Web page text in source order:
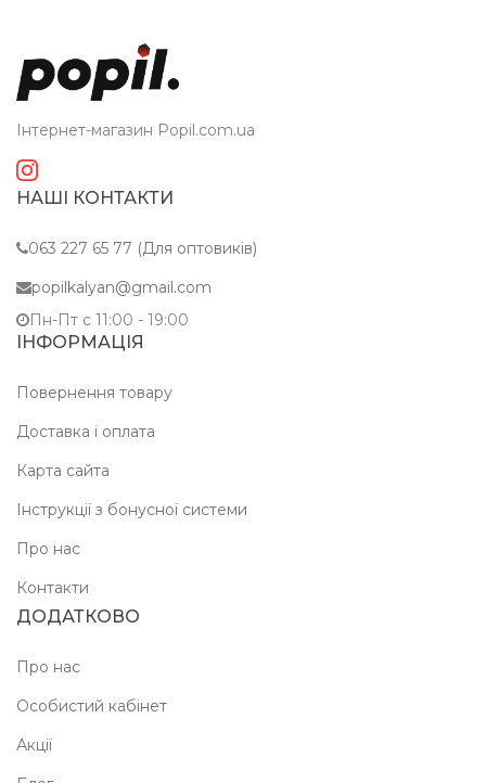
Інтернет-магазин Popil.com.ua
НАШІ КОНТАКТИ
063 227 65 77 (Для оптовиків)
popilkalyan@gmail.com
Пн-Пт c 11:00 - 19:00
ІНФОРМАЦІЯ
Повернення товару
Доставка і оплата
Карта сайта
Інструкції з бонусної системи
Про нас
Контакти
ДОДАТКОВО
Про нас
Особистий кабінет
Акції